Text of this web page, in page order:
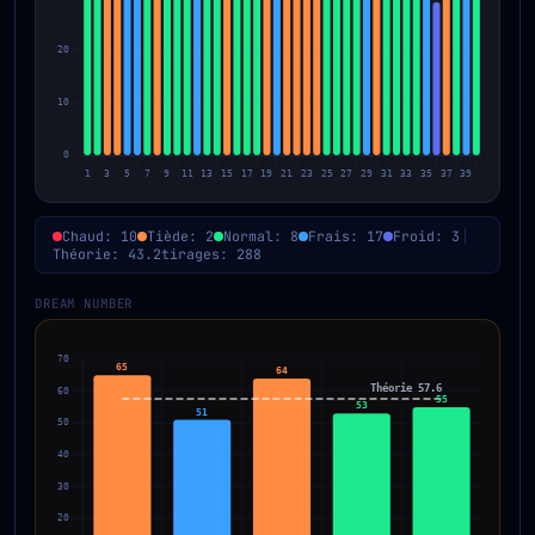
Chaud: 10 Tiède: 2 Normal: 8 Frais: 17
Froid: 3
Théorie: 43.2tirages: 288
DREAM NUMBER